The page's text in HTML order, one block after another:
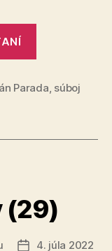
Parada, súboj
(29)
Dátum
4. júla 2022